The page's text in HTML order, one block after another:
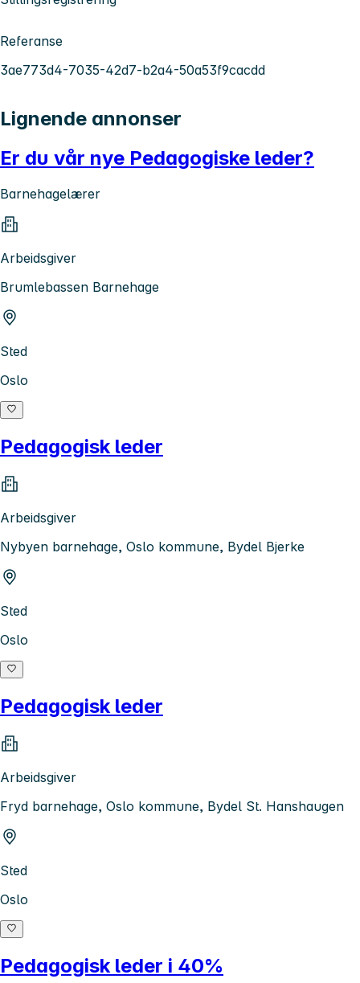
Referanse
3ae773d4-7035-42d7-b2a4-50a53f9cacdd
Lignende annonser
Er du vår nye Pedagogiske leder?
Barnehagelærer
Arbeidsgiver
Brumlebassen Barnehage
Sted
Oslo
Pedagogisk leder
Arbeidsgiver
Nybyen barnehage, Oslo kommune, Bydel Bjerke
Sted
Oslo
Pedagogisk leder
Arbeidsgiver
Fryd barnehage, Oslo kommune, Bydel St. Hanshaugen
Sted
Oslo
Pedagogisk leder i 40%